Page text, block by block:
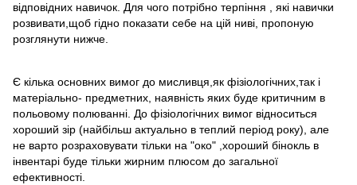
відповідних навичок. Для чого потрібно терпіння , які навички
розвивати,щоб гідно показати себе на цій ниві, пропоную
розглянути нижче.
Є кілька основних вимог до мисливця,як фізіологічних,так і
матеріально- предметних, наявність яких буде критичним в
польовому полюванні. До фізіологічних вимог відноситься
хороший зір (найбільш актуально в теплий період року), але
не варто розраховувати тільки на "око" ,хороший бінокль в
інвентарі буде тільки жирним плюсом до загальної
ефективності.